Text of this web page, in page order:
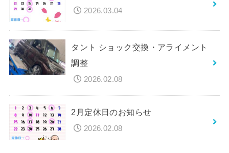
2026.03.04
タント ショック交換・アライメント
調整
2026.02.08
2月定休日のお知らせ
2026.02.08